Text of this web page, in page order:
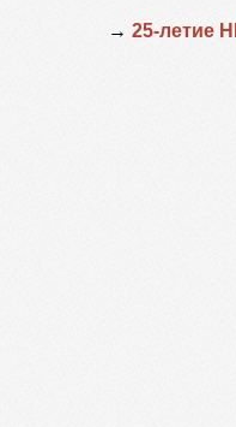
→ 25-летие